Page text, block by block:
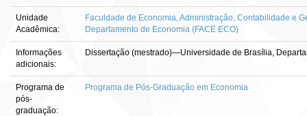
Unidade
Acadêmica:
Faculdade de Economia, Administração, Contabilidade e
Departamento de Economia (FACE ECO)
Informações
adicionais:
Dissertação (mestrado)—Universidade de Brasília,
Programa de
pós-
graduação:
Programa de Pós-Graduação em Economia